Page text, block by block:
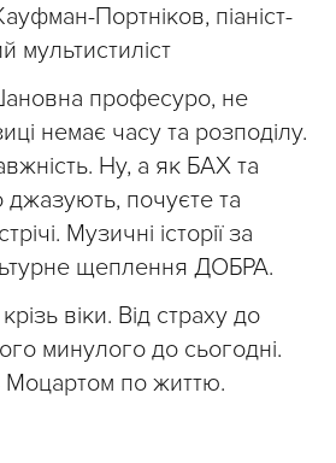
Портніков, піаніст-
мультистиліст
професуро, не
немає часу та розподілу.
Ну, а як БАХ та
почуєте та
Музичні історії за
щеплення ДОБРА.
віки. Від страху до
минулого до сьогодні.
по життю.